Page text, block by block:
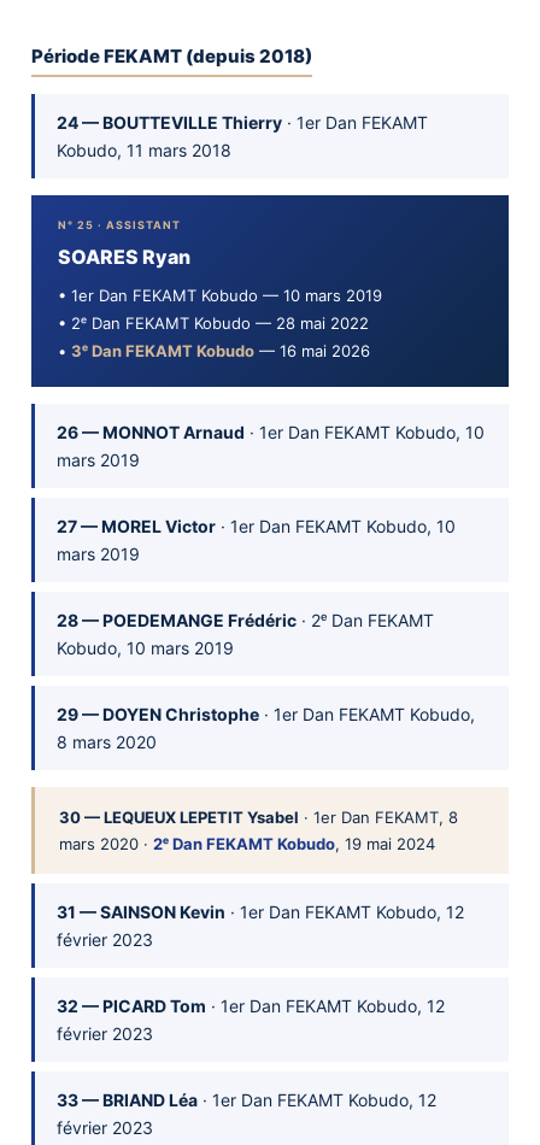
Période FEKAMT (depuis 2018)
24 — BOUTTEVILLE Thierry · 1er Dan FEKAMT
Kobudo, 11 mars 2018
N° 25 · ASSISTANT
SOARES Ryan
• 1er Dan FEKAMT Kobudo — 10 mars 2019
• 2ᵉ Dan FEKAMT Kobudo — 28 mai 2022
• 3ᵉ Dan FEKAMT Kobudo — 16 mai 2026
26 — MONNOT Arnaud · 1er Dan FEKAMT Kobudo, 10
mars 2019
27 — MOREL Victor · 1er Dan FEKAMT Kobudo, 10
mars 2019
28 — POEDEMANGE Frédéric · 2ᵉ Dan FEKAMT
Kobudo, 10 mars 2019
29 — DOYEN Christophe · 1er Dan FEKAMT Kobudo,
8 mars 2020
30 — LEQUEUX LEPETIT Ysabel · 1er Dan FEKAMT, 8
mars 2020 · 2ᵉ Dan FEKAMT Kobudo, 19 mai 2024
31 — SAINSON Kevin · 1er Dan FEKAMT Kobudo, 12
février 2023
32 — PICARD Tom · 1er Dan FEKAMT Kobudo, 12
février 2023
33 — BRIAND Léa · 1er Dan FEKAMT Kobudo, 12
février 2023